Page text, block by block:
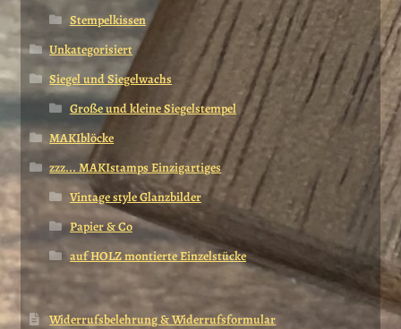
Stempelkissen
Unkategorisiert
Siegel und Siegelwachs
Große und kleine Siegelstempel
MAKIblöcke
zzz... MAKIstamps Einzigartiges
Vintage style Glanzbilder
Papier & Co
auf HOLZ montierte Einzelstücke
Widerrufsbelehrung & Widerrufsformular